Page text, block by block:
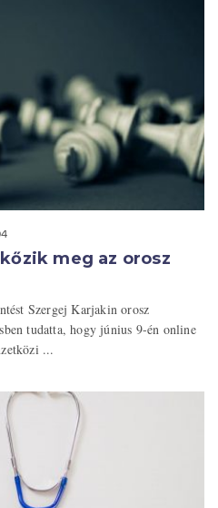
meg az orosz
Szergej Karjakin orosz
tudatta, hogy június 9-én online
...